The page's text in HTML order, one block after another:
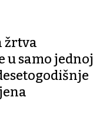
žrtva
u samo jednoj